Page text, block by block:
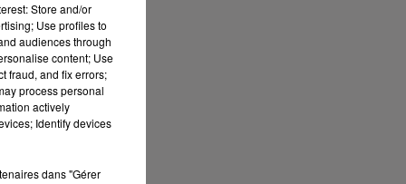
Balance
Store and/or
Use profiles to
audiences through
content; Use
fraud, and fix errors;
process personal
actively
Identify devices
dans "Gérer